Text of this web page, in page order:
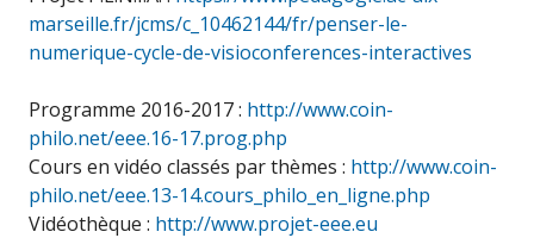
marseille.fr/jcms/c_10462144/fr/penser-le-
numerique-cycle-de-visioconferences-interactives
Programme 2016-2017 : http://www.coin-
philo.net/eee.16-17.prog.php
Cours en vidéo classés par thèmes : http://www.coin-
philo.net/eee.13-14.cours_philo_en_ligne.php
Vidéothèque : http://www.projet-eee.eu